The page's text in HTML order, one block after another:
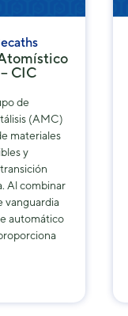
CIC
de
(AMC)
materiales
y
Al combinar
vanguardia
automático